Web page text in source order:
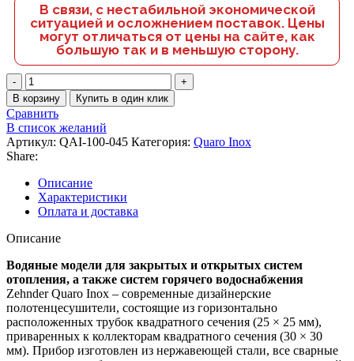
В связи, с нестабильной экономической
ситуацией и осложнением поставок. Цены
могут отличаться от цены на сайте, как
большую так и в меньшую сторону.
В корзину Купить в один клик
Сравнить
В список желаний
Артикул: QAI-100-045 Категория: Quaro Inox
Share:
Описание
Характеристики
Оплата и доставка
Описание
Водяные модели для закрытых и открытых систем
отопления, а также систем горячего водоснабжения
Zehnder Quaro Inox – современные дизайнерские
полотенцесушители, состоящие из горизонтально
расположенных трубок квадратного сечения (25 × 25 мм),
приваренных к коллекторам квадратного сечения (30 × 30
мм). Прибор изготовлен из нержавеющей стали, все сварные